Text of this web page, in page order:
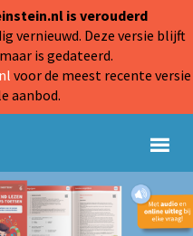
is verouderd
vernieuwd. Deze versie blijft
is gedateerd.
voor de meest recente versie
aanbod.